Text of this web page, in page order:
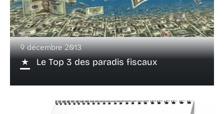
9 décembre 2013
Le Top 3 des paradis fiscaux